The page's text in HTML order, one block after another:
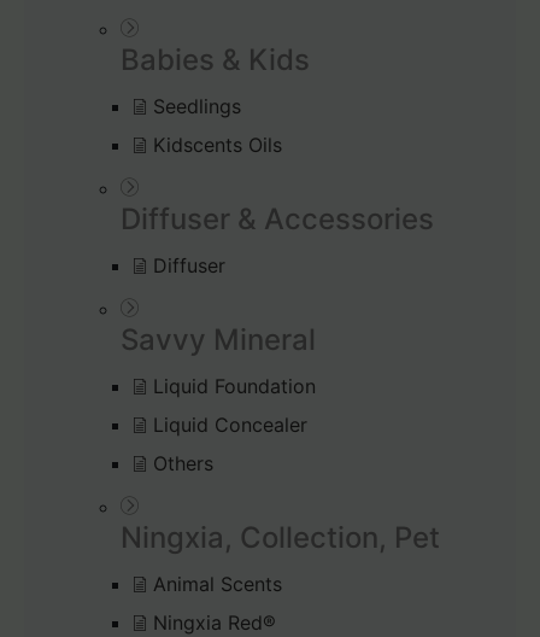
Babies & Kids
Seedlings
Kidscents Oils
Diffuser & Accessories
Diffuser
Savvy Mineral
Liquid Foundation
Liquid Concealer
Others
Ningxia, Collection, Pet
Animal Scents
Ningxia Red®